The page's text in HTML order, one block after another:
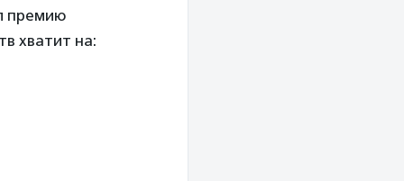
премию
хватит на: